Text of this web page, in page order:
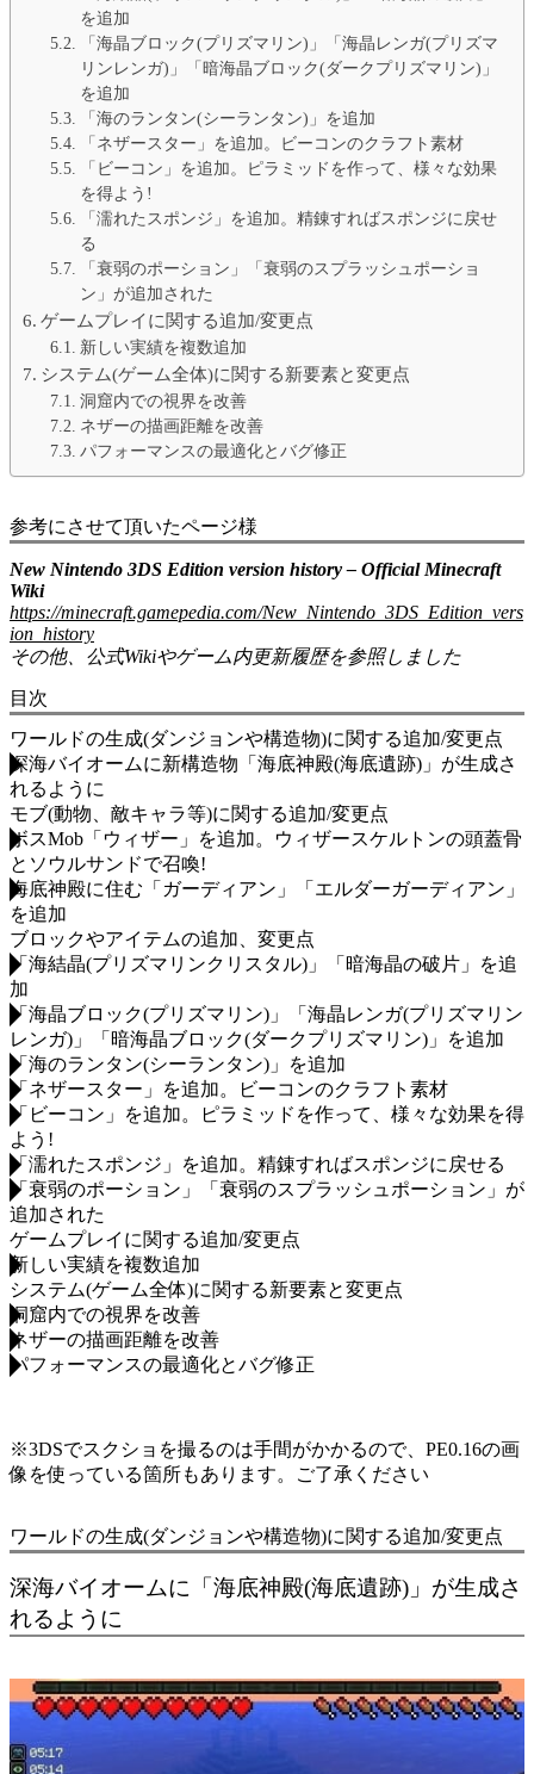
を追加
「海晶ブロック(プリズマリン)」「海晶レンガ(プリズマ
リンレンガ)」「暗海晶ブロック(ダークプリズマリン)」
を追加
「海のランタン(シーランタン)」を追加
「ネザースター」を追加。ビーコンのクラフト素材
「ビーコン」を追加。ピラミッドを作って、様々な効果
を得よう!
「濡れたスポンジ」を追加。精錬すればスポンジに戻せ
る
「衰弱のポーション」「衰弱のスプラッシュポーショ
ン」が追加された
ゲームプレイに関する追加/変更点
新しい実績を複数追加
システム(ゲーム全体)に関する新要素と変更点
洞窟内での視界を改善
ネザーの描画距離を改善
パフォーマンスの最適化とバグ修正
参考にさせて頂いたページ様
New Nintendo 3DS Edition version history – Official Minecraft
Wiki
https://minecraft.gamepedia.com/New_Nintendo_3DS_Edition_vers
ion_history
その他、公式Wikiやゲーム内更新履歴を参照しました
目次
ワールドの生成(ダンジョンや構造物)に関する追加/変更点
深海バイオームに新構造物「海底神殿(海底遺跡)」が生成さ
れるように
モブ(動物、敵キャラ等)に関する追加/変更点
ボスMob「ウィザー」を追加。ウィザースケルトンの頭蓋骨
とソウルサンドで召喚!
海底神殿に住む「ガーディアン」「エルダーガーディアン」
を追加
ブロックやアイテムの追加、変更点
「海結晶(プリズマリンクリスタル)」「暗海晶の破片」を追
加
「海晶ブロック(プリズマリン)」「海晶レンガ(プリズマリン
レンガ)」「暗海晶ブロック(ダークプリズマリン)」を追加
「海のランタン(シーランタン)」を追加
「ネザースター」を追加。ビーコンのクラフト素材
「ビーコン」を追加。ピラミッドを作って、様々な効果を得
よう!
「濡れたスポンジ」を追加。精錬すればスポンジに戻せる
「衰弱のポーション」「衰弱のスプラッシュポーション」が
追加された
ゲームプレイに関する追加/変更点
新しい実績を複数追加
システム(ゲーム全体)に関する新要素と変更点
洞窟内での視界を改善
ネザーの描画距離を改善
パフォーマンスの最適化とバグ修正
※3DSでスクショを撮るのは手間がかかるので、PE0.16の画
像を使っている箇所もあります。ご了承ください
ワールドの生成(ダンジョンや構造物)に関する追加/変更点
深海バイオームに「海底神殿(海底遺跡)」が生成さ
れるように